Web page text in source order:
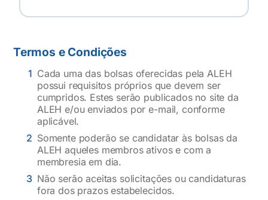
Termos e Condições
Cada uma das bolsas oferecidas pela ALEH
possui requisitos próprios que devem ser
cumpridos. Estes serão publicados no site da
ALEH e/ou enviados por e-mail, conforme
aplicável.
Somente poderão se candidatar às bolsas da
ALEH aqueles membros ativos e com a
membresia em dia.
Não serão aceitas solicitações ou candidaturas
fora dos prazos estabelecidos.